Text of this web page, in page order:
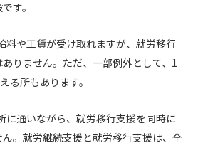
す。
料や工賃が受け取れますが、就労移行
りません。ただ、一部例外として、1
る所もあります。
に通いながら、就労移行支援を同時に
。就労継続支援と就労移行支援は、全